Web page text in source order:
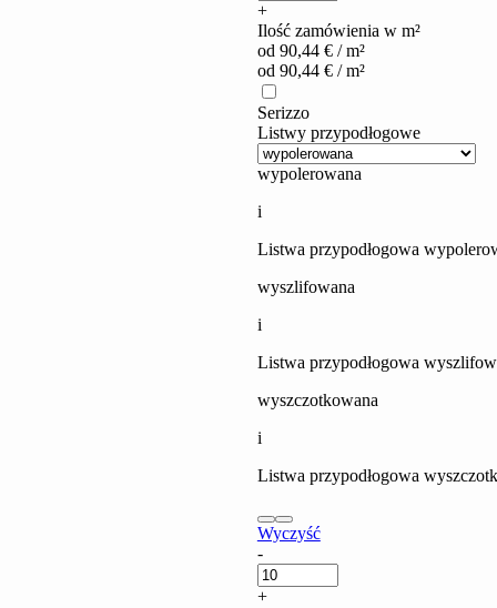
+
Ilość zamówienia w m²
od 90,44 €/ m²
od 90,44 €/ m²
Serizzo
Listwy przypodłogowe
wypolerowana
i
Listwa przypodłogowa
wyszlifowana
i
Listwa przypodłogowa
wyszczotkowana
i
Listwa przypodłogowa
Wyczyść
Serizzo
quantity
-
+